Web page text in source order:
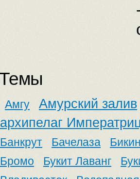
Амгу Амурский залив
архипелаг
Банкрут
Бачелаза Бикин
Бромо
Букит Лаванг